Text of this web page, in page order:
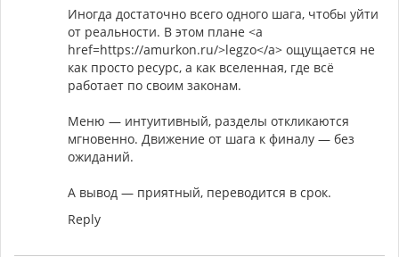
Иногда достаточно всего одного шага, чтобы уйти
от реальности. В этом плане <a
href=https://amurkon.ru/>legzo</a> ощущается не
как просто ресурс, а как вселенная, где всё
работает по своим законам.
Меню — интуитивный, разделы откликаются
мгновенно. Движение от шага к финалу — без
ожиданий.
А вывод — приятный, переводится в срок.
Reply